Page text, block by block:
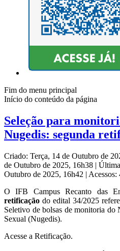
Fim do menu principal
Início do conteúdo da página
Seleção para
Nugedis: segunda
Criado: Terça, 14 de Outubro de
de Outubro de 2025, 16h38 |
Outubro de 2025, 16h42 | Acessos:
O IFB Campus Recanto das
retificação do edital 34/2025
Seletivo de bolsas de monitoria do
Sexual (Nugedis).
Acesse a Retificação.